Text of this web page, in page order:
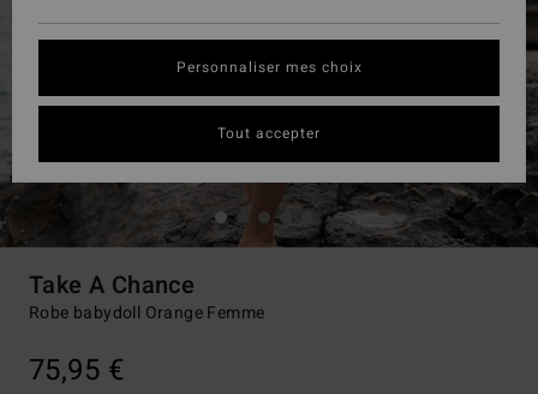
Take A Chance
Robe babydoll Orange Femme
75,95 €
Personnaliser mes choix
Tout accepter